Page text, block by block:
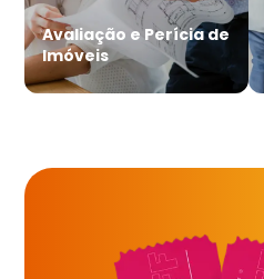
Avaliação e Perícia de
Imóveis